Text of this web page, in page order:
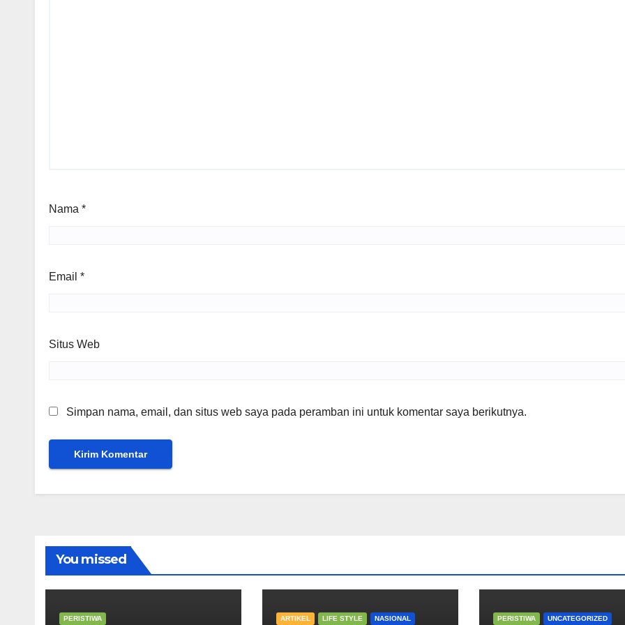
Nama *
Email *
Situs Web
Simpan nama, email, dan situs web saya pada peramban ini untuk komentar saya berikutnya.
You missed
PERISTIWA ARTIKEL LIFE STYLE NASIONAL PERISTIWA UNCATEGORIZED